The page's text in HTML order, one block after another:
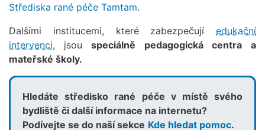
Střediska rané péče Tamtam.
Dalšími institucemi, které zabezpečují edukační
intervenci, jsouspeciálně pedagogická centra
a
mateřské školy.
Hledáte středisko rané péče v místě svého
bydliště či další informace na internetu?
Podívejte se do naší sekce Kde hledat pomoc.